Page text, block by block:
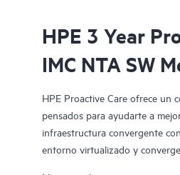
HPE 3 Year
IMC NTA SW
HPE Proactive Care ofrece un
pensados para ayudarte a
infraestructura convergente
entorno virtualizado y